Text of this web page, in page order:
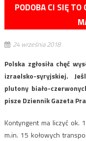
PODOBA CI SIĘ TO
24 września 2018
Polska zgłosiła chęć
izraelsko-syryjskiej.
plutony biało-
pisze Dziennik Gazeta
Kontyngent ma liczyć ok.
m.in. 15 kołowych